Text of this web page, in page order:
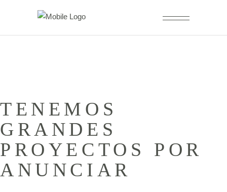
TENEMOS
GRANDES
PROYECTOS POR
ANUNCIAR